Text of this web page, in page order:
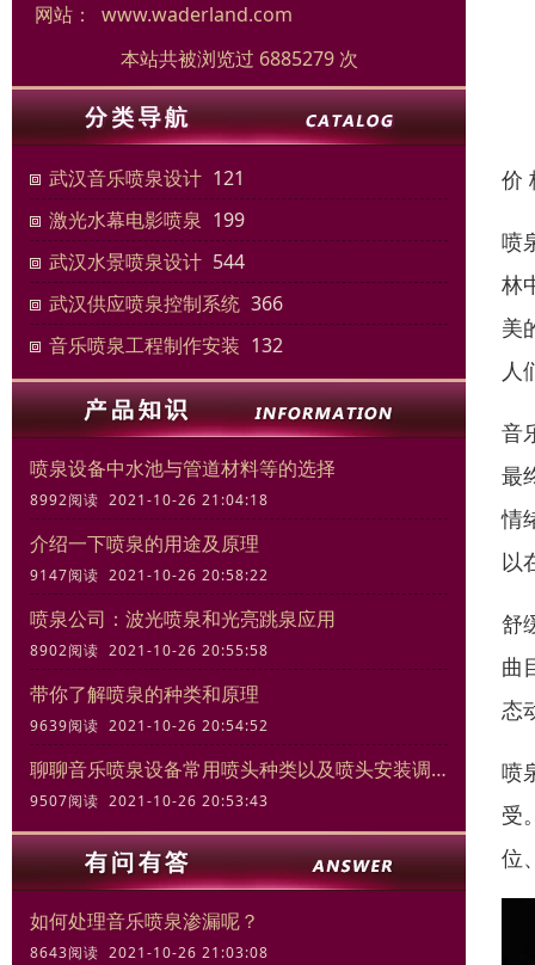
网站：
www.waderland.com
本站共被浏览过 6885279 次
武汉音乐喷泉设计 121
激光水幕电影喷泉 199
武汉水景喷泉设计 544
武汉供应喷泉控制系统 366
音乐喷泉工程制作安装 132
喷泉设备中水池与管道材料等的选择
8992阅读 2021-10-26 21:04:18
介绍一下喷泉的用途及原理
9147阅读 2021-10-26 20:58:22
喷泉公司：波光喷泉和光亮跳泉应用
8902阅读 2021-10-26 20:55:58
带你了解喷泉的种类和原理
9639阅读 2021-10-26 20:54:52
聊聊音乐喷泉设备常用喷头种类以及喷头安装调试规范
9507阅读 2021-10-26 20:53:43
如何处理音乐喷泉渗漏呢？
8643阅读 2021-10-26 21:03:08
价
喷
林
美
人
音
最
情
以
舒
曲
态
喷
受
位